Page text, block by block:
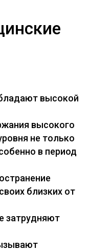
высокой
высокого
не только
в период
близких от
затрудняют